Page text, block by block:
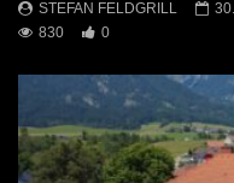
STEFAN FELDGRILL
830
0